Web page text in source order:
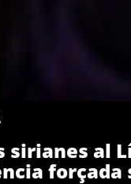
sirianes al
forçada